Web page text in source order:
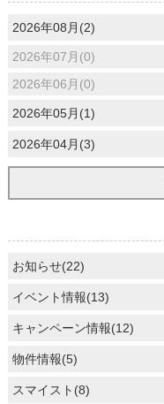
2026年08月(2)
2026年07月(0)
2026年06月(0)
2026年05月(1)
2026年04月(3)
お知らせ(22)
イベント情報(13)
キャンペーン情報(12)
物件情報(5)
スマイスト(8)